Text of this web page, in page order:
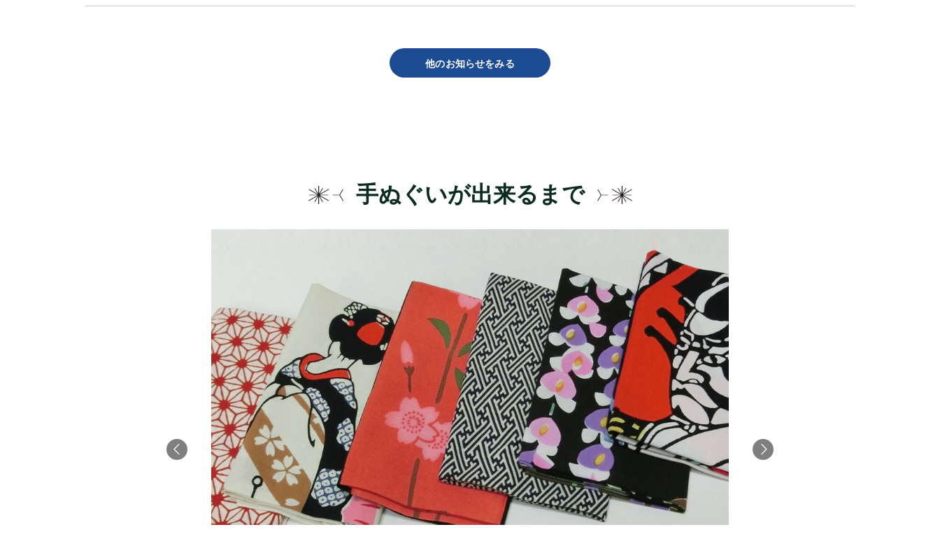
他のお知らせをみる
手ぬぐいが出来るまで